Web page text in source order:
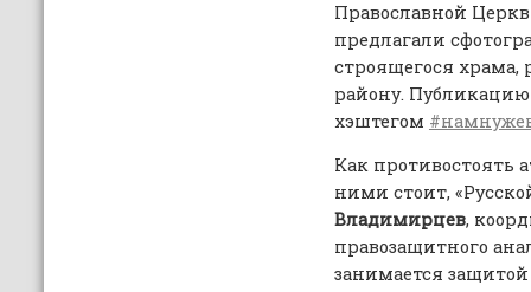
Православной
предлагали
строящегося храма,
району.
хэштегом
Как противостоять
ними стоит,
Владимирцев,
правозащитного
занимается